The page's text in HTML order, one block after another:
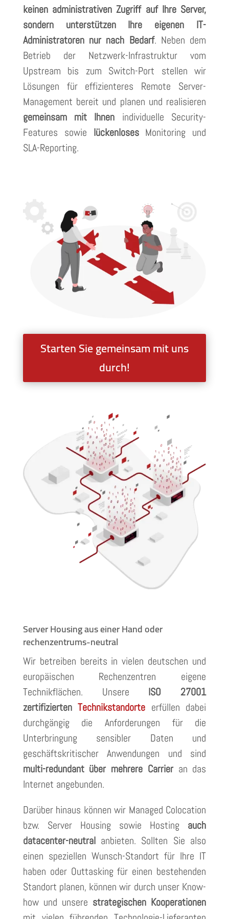
keinen administrativen Zugriff auf Ihre Server,
sondern unterstützen Ihre eigenen IT-
Administratoren nur nach Bedarf. Neben dem
Betrieb der Netzwerk-Infrastruktur vom
Upstream bis zum Switch-Port stellen wir
Lösungen für effizienteres Remote Server-
Management bereit und planen und realisieren
gemeinsam mit Ihnen individuelle Security-
Features sowie lückenlosesMonitoring und
SLA-Reporting.
Starten Sie gemeinsam mit uns
durch!
Server Housing aus einer Hand oder
rechenzentrums-neutral
Wir betreiben bereits in vielen deutschen und
europäischen Rechenzentren eigene
Technikflächen. Unsere ISO 27001
zertifizierten Technikstandorte erfüllen dabei
durchgängig die Anforderungen für die
Unterbringung sensibler Daten und
geschäftskritischer Anwendungen und sind
multi-redundant über mehrere Carrieran das
Internet angebunden.
Darüber hinaus können wir Managed Colocation
bzw. Server Housing sowie Hosting auch
datacenter-neutralanbieten. Sollten Sie also
einen speziellen Wunsch-Standort für Ihre IT
haben oder Outtasking für einen bestehenden
Standort planen, können wir durch unser Know-
how und unsere strategischen Kooperationen